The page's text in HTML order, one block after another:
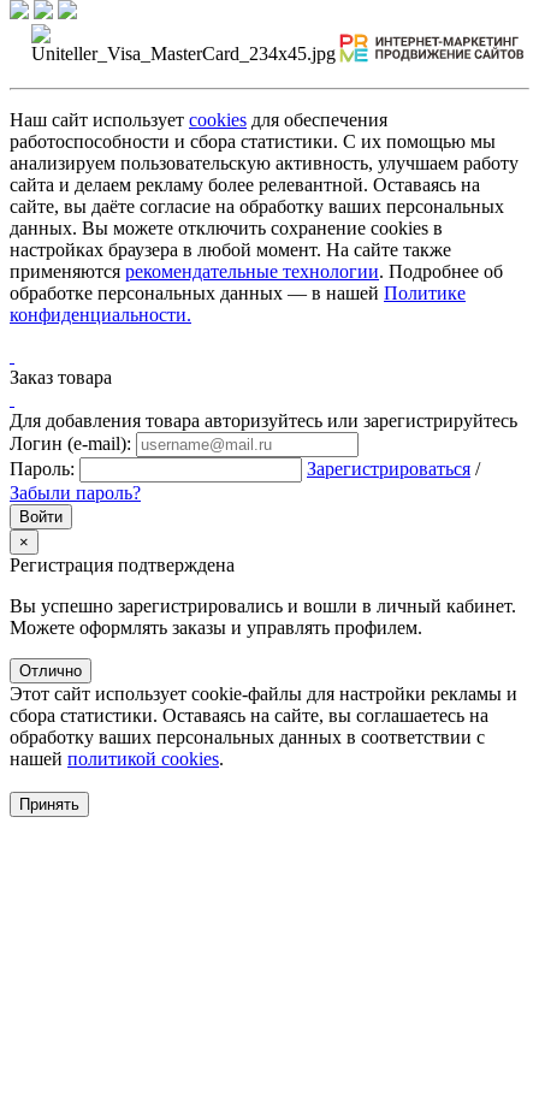
Наш сайт использует cookies для обеспечения
работоспособности и сбора статистики. С их помощью мы
анализируем пользовательскую активность, улучшаем работу
сайта и делаем рекламу более релевантной. Оставаясь на
сайте, вы даёте согласие на обработку ваших персональных
данных. Вы можете отключить сохранение cookies в
настройках браузера в любой момент. На сайте также
применяются рекомендательные технологии. Подробнее об
обработке персональных данных — в нашей Политике
конфиденциальности.
Заказ товара
Для добавления товара авторизуйтесь или зарегистрируйтесь
Логин (e-mail):
Пароль:
Зарегистрироваться /
Забыли пароль?
×
Регистрация подтверждена
Вы успешно зарегистрировались и вошли в личный кабинет.
Можете оформлять заказы и управлять профилем.
Отлично
Этот сайт использует cookie-файлы для настройки рекламы и
сбора статистики. Оставаясь на сайте, вы соглашаетесь на
обработку ваших персональных данных в соответствии с
нашей политикой cookies.
Принять